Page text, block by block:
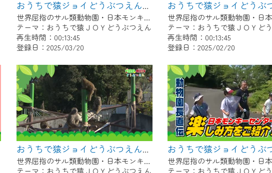
おうちで猿ジョイどうぶつえん～ブラッザグエノン～（2025年2月16日初回放送）
世界屈指のサル類動物園・日本モンキーセンター協力の親子で学べる動物番組。
テーマ：おうちで猿ＪＯＹどうぶつえん
再生時間：00:13:45
登録日：2025/03/20
テーマ：おうちで猿ＪＯＹど
再生時間：00:13:45
登録日：2025/02/20
おうちで猿ジョイどうぶつえん～ワオキツネザル～（2024年10月16日初回放送）
世界屈指のサル類動物園・日本モンキーセンター協力の親子で学べる動物番組。
テーマ：おうちで猿ＪＯＹどうぶつえん
テーマ：おうちで猿ＪＯＹど